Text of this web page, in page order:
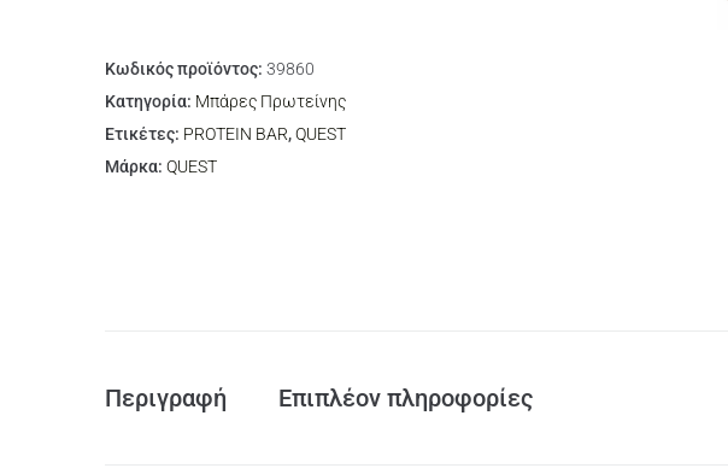
Κωδικός προϊόντος: 39860
Κατηγορία: Μπάρες Πρωτείνης
Ετικέτες: PROTEIN BAR,QUEST
Μάρκα: QUEST
Περιγραφή Επιπλέον πληροφορίες